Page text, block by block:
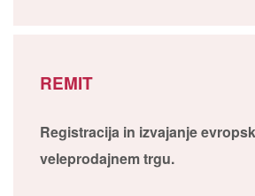
REMIT
Registracija in izvajanje
veleprodajnem trgu.